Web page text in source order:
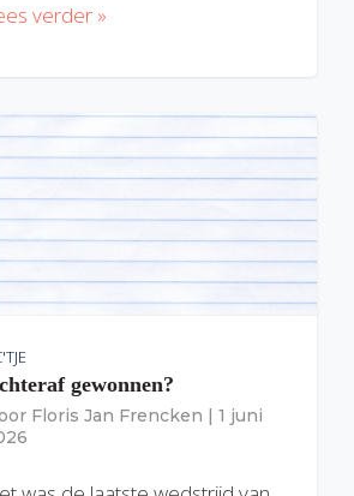
verder »
gewonnen?
Floris Jan Frencken | 1 juni